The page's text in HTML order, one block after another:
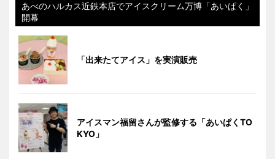
あべのハルカス近鉄本店でアイスクリーム万博「あいぱく」
開幕
「出来たてアイス」を実演販売
アイスマン福留さんが監修する「あいぱくTO
KYO」